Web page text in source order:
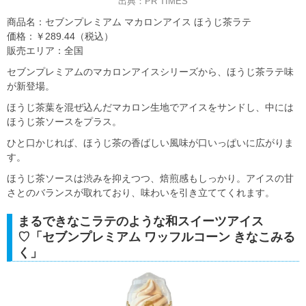
商品名：セブンプレミアム マカロンアイス ほうじ茶ラテ
価格：￥289.44（税込）
販売エリア：全国
セブンプレミアムのマカロンアイスシリーズから、ほうじ茶ラテ味
が新登場。
ほうじ茶葉を混ぜ込んだマカロン生地でアイスをサンドし、中には
ほうじ茶ソースをプラス。
ひと口かじれば、ほうじ茶の香ばしい風味が口いっぱいに広がりま
す。
ほうじ茶ソースは渋みを抑えつつ、焙煎感もしっかり。アイスの甘
さとのバランスが取れており、味わいを引き立ててくれます。
まるできなこラテのような和スイーツアイス
♡「セブンプレミアム ワッフルコーン きなこみる
く」